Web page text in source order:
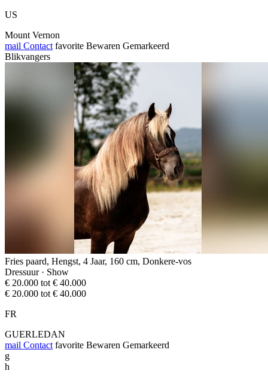
US
Mount Vernon
mail Contact favorite Bewaren Gemarkeerd
Blikvangers
Fries paard, Hengst, 4 Jaar, 160 cm, Donkere-vos
Dressuur · Show
€ 20.000 tot € 40.000
€ 20.000 tot € 40.000
FR
GUERLEDAN
mail Contact favorite Bewaren Gemarkeerd
g
h